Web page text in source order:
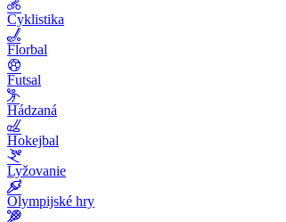
Cyklistika
Florbal
Futsal
Hádzaná
Hokejbal
Lyžovanie
Olympijské hry